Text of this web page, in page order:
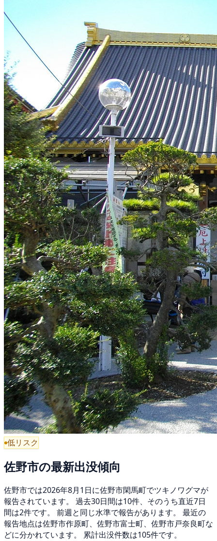
低リスク
佐野市の最新出没傾向
佐野市では2026年8月1日に佐野市閑馬町でツキノワグマが
報告されています。 過去30日間は10件、そのうち直近7日
間は2件です。 前週と同じ水準で報告があります。 最近の
報告地点は佐野市作原町、佐野市富士町、佐野市戸奈良町な
どに分かれています。 累計出没件数は105件です。